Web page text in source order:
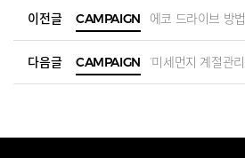
이전글 CAMPAIGN 에코 드라이브 방법
다음글 CAMPAIGN ‘미세먼지 계절관